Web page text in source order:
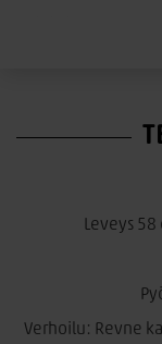
Pyörivä musta
Alma-tuolin
monenlaisten
Istuinkorkeus 44
Materiaalit:
Leveys
Verhoilu: Revne